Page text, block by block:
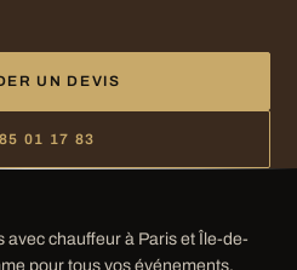
UN DEVIS
01 17 83
avec chauffeur à Paris et Île-de-
pour tous vos événements.